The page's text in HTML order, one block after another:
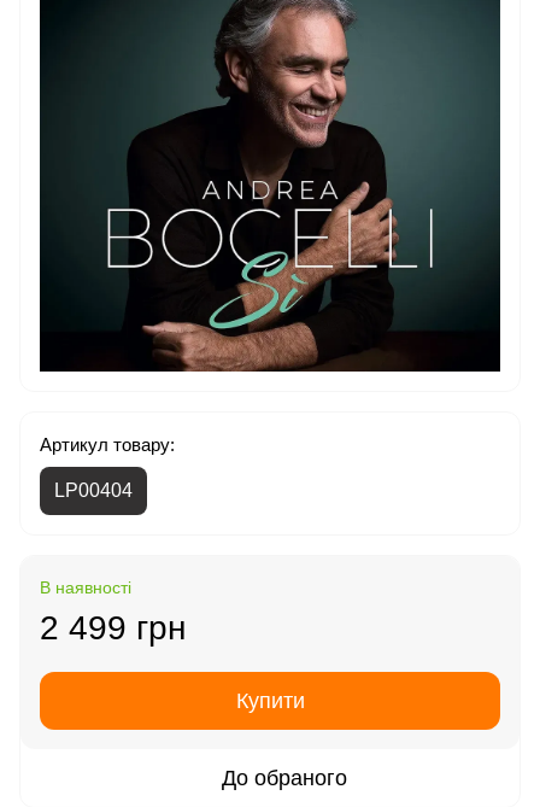
Артикул товару:
LP00404
В наявності
2 499 грн
Купити
До обраного